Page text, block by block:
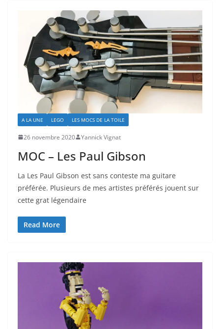
A LA UNE LEGO LES MOCS DE LA TOILE
26 novembre 2020 Yannick Vignat
MOC – Les Paul Gibson
La Les Paul Gibson est sans conteste ma guitare
préférée. Plusieurs de mes artistes préférés jouent sur
cette grat légendaire
Read More